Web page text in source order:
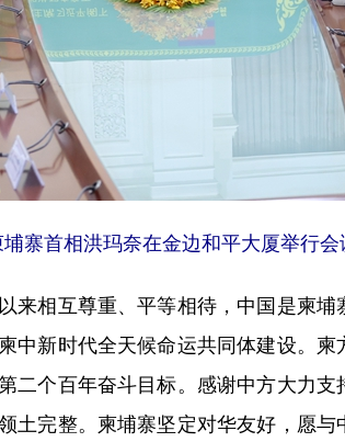
首相洪玛奈在金边和平大厦举行会
相互尊重、平等相待，中国是柬埔
中新时代全天候命运共同体建设。
二个百年奋斗目标。感谢中方大力
土完整。柬埔寨坚定对华友好，愿